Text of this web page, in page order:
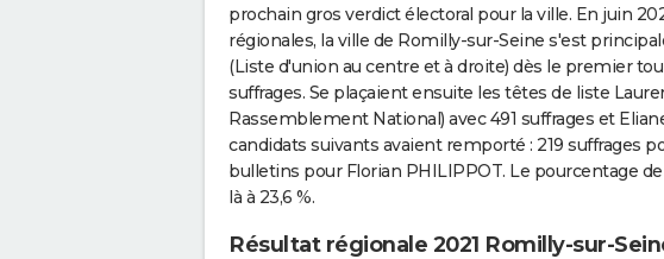
prochain gros verdict électoral pour la ville. En juin
régionales, la ville de Romilly-sur-Seine s'est
(Liste d'union au centre et à droite) dès le premier
suffrages. Se plaçaient ensuite les têtes de liste
Rassemblement National) avec 491 suffrages et
candidats suivants avaient remporté : 219 suffrages
bulletins pour Florian PHILIPPOT. Le pourcentage
là à 23,6 %.
Résultat régionale 2021 Romilly-sur-